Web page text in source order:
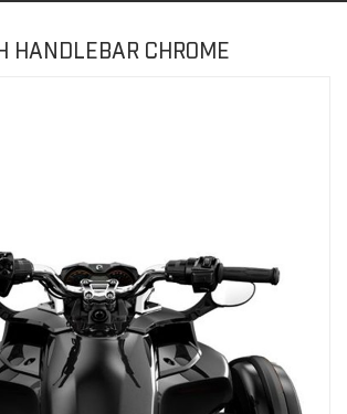
HANDLEBAR CHROME